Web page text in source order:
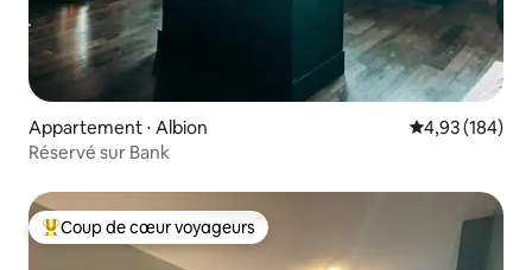
Appartement ⋅ Albion Évaluation
4,93 (184)
Réservé sur Bank
Coups de cœur voyageurs les plus appréciés
Coup de cœur voyageurs